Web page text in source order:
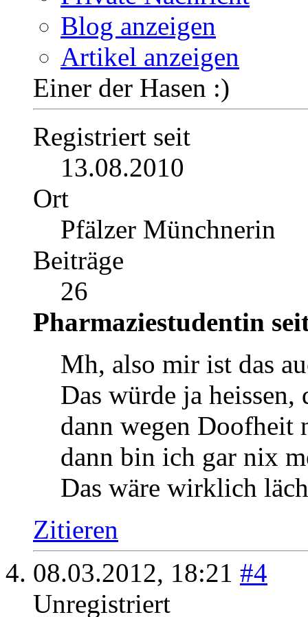
Zitieren
08.03.2012,18:12
Kaddie
Profil
Beiträge anzeigen
Private Nachricht
Blog anzeigen
Artikel anzeigen
Einer der Hasen :)
13.08.2010
Ort
Pfälzer Münchnerin